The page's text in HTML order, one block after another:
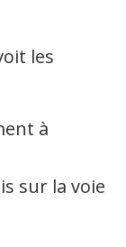
les
à
sur la voie